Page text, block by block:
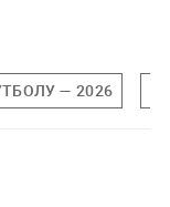
— 2026